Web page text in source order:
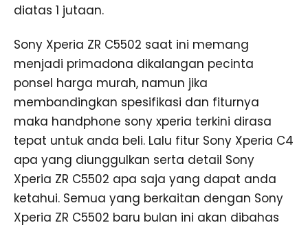
diatas 1 jutaan.
Sony Xperia ZR C5502 saat ini memang
menjadi primadona dikalangan pecinta
ponsel harga murah, namun jika
membandingkan spesifikasi dan fiturnya
maka handphone sony xperia terkini dirasa
tepat untuk anda beli. Lalu fitur Sony Xperia C4
apa yang diunggulkan serta detail Sony
Xperia ZR C5502 apa saja yang dapat anda
ketahui. Semua yang berkaitan dengan Sony
Xperia ZR C5502 baru bulan ini akan dibahas